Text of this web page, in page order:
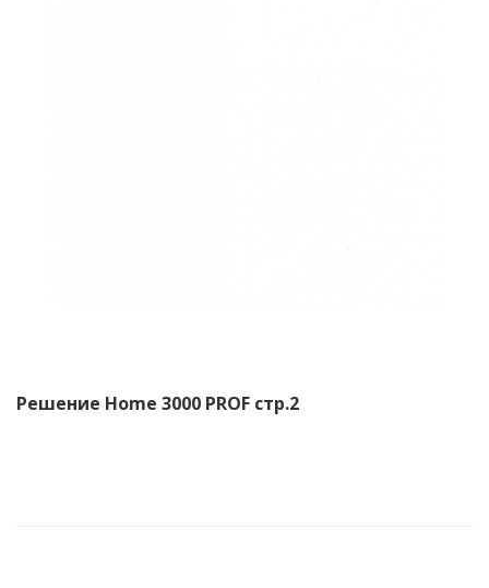
Решение Home 3000 PROF стр.2